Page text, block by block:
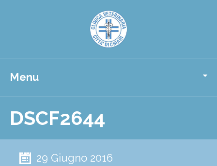
Menu
DSCF2644
29 Giugno 2016